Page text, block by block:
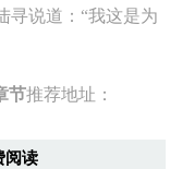
寻说道：“我这是为
节推荐地址：
阅读